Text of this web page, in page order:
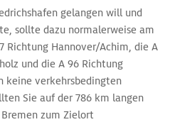
gelangen will und
sollte dazu normalerweise am
Richtung Hannover/Achim, die A
und die A 96 Richtung
keine verkehrsbedingten
Sie auf der 786 km langen
zum Zielort